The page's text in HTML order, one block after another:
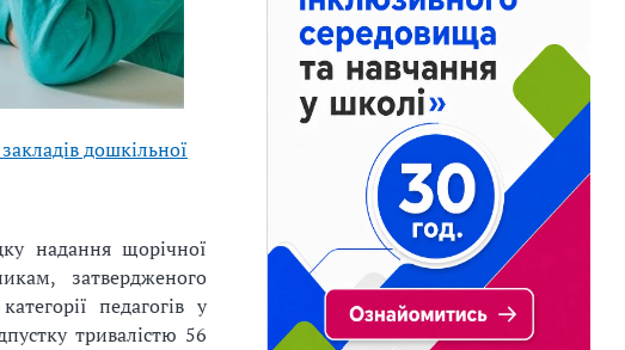
дошкільної
надання щорічної
затвердженого
педагогів у
тривалістю 56